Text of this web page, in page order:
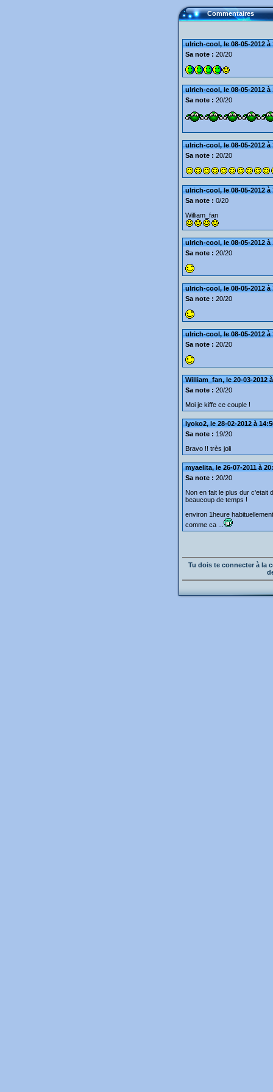
Commentaires
ulrich-cool, le 08-05-2012 à
Sa note : 20/20
ulrich-cool, le 08-05-2012 à
Sa note : 20/20
ulrich-cool, le 08-05-2012 à
Sa note : 20/20
ulrich-cool, le 08-05-2012 à
Sa note : 0/20
William_fan
ulrich-cool, le 08-05-2012 à
Sa note : 20/20
ulrich-cool, le 08-05-2012 à
Sa note : 20/20
ulrich-cool, le 08-05-2012 à
Sa note : 20/20
William_fan, le 20-03-2012
Sa note : 20/20
Moi je kiffe ce couple !
lyoko2, le 28-02-2012 à
Sa note : 19/20
Bravo !! très joli
myaelita, le 26-07-2011 à
Sa note : 20/20
Non en fait le plus dur c'etait
beaucoup de temps !
environ 1heure
comme ca ...
Tu dois te connecter à la